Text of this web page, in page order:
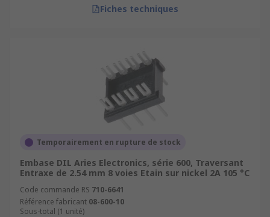
Fiches techniques
Temporairement en rupture de stock
Embase DIL Aries Electronics, série 600, Traversant
Entraxe de 2.54 mm 8 voies Etain sur nickel 2A 105 °C
Code commande RS 710-6641
Référence fabricant 08-600-10
Sous-total (1 unité)